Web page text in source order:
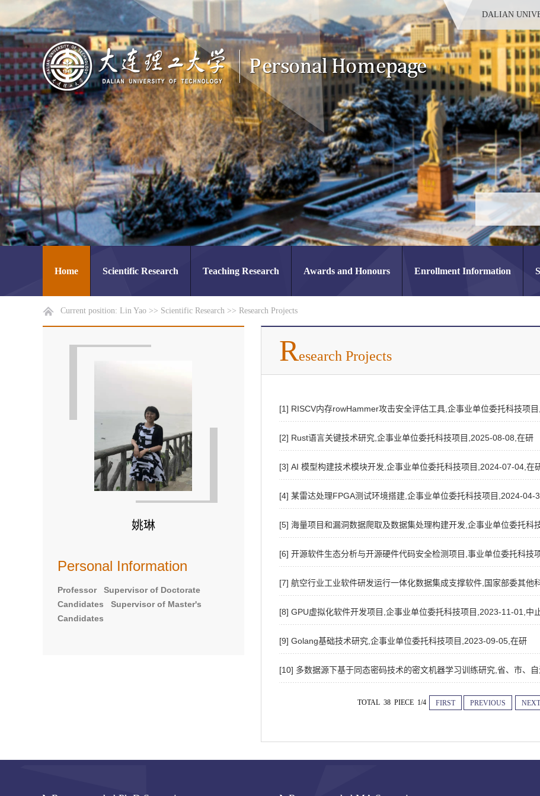
DALIAN
Home Scientific Research Teaching Research Awards and Honours Enrollment Information
Current position: Lin Yao >> Scientific Research >> Research Projects
姚琳
Personal Information
Professor Supervisor of Doctorate
Candidates Supervisor of Master's
Candidates
Research Projects
[1] RISCV内存rowHammer攻击安全评估工具,企事业单位委托科技项
[2] Rust语言关键技术研究,企事业单位委托科技项目,2025-08-08,在研
[3] AI 模型构建技术模块开发,企事业单位委托科技项目,2024-07-04,在
[4] 某雷达处理FPGA测试环境搭建,企事业单位委托科技项目,2024-04-
[5] 海量项目和漏洞数据爬取及数据集处理构建开发,企事业单位委托科
[6] 开源软件生态分析与开源硬件代码安全检测项目,事业单位委托科技
[7] 航空行业工业软件研发运行一体化数据集成支撑软件,国家部委其他
[8] GPU虚拟化软件开发项目,企事业单位委托科技项目,2023-11-01,中
[9] Golang基础技术研究,企事业单位委托科技项目,2023-09-05,在研
[10] 多数据源下基于同态密码技术的密文机器学习训练研究,省、市、
TOTAL 38 PIECE 1/4 FIRST PREVIOUS NEXT